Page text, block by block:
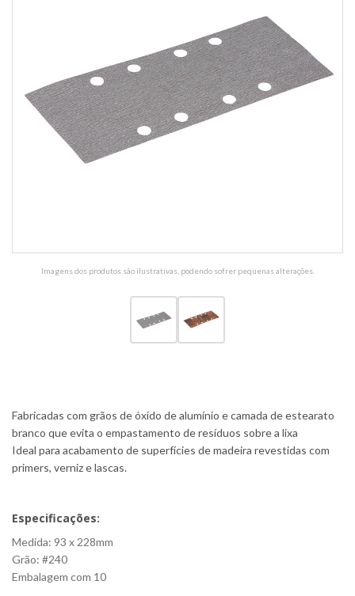
Imagens dos produtos são ilustrativas, podendo sofrer pequenas alterações.
Fabricadas com grãos de óxido de alumínio e camada de estearato
branco que evita o empastamento de resíduos sobre a lixa
Ideal para acabamento de superfícies de madeira revestidas com
primers, verniz e lascas.
Especificações:
Medida: 93 x 228mm
Grão: #240
Embalagem com 10